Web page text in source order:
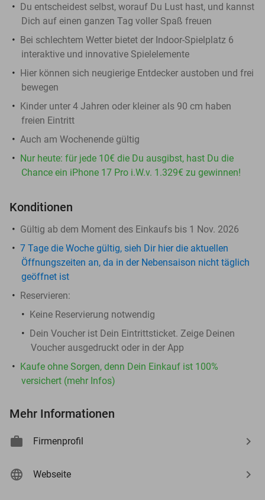
Du entscheidest selbst, worauf Du Lust hast, und kannst
Dich auf einen ganzen Tag voller Spaß freuen
Bei schlechtem Wetter bietet der Indoor-Spielplatz 6
interaktive und innovative Spielelemente
Hier können sich neugierige Entdecker austoben und frei
bewegen
Kinder unter 4 Jahren oder kleiner als 90 cm haben
freien Eintritt
Auch am Wochenende gültig
Nur heute: für jede 10€ die Du ausgibst, hast Du die
Chance ein iPhone 17 Pro i.W.v. 1.329€ zu gewinnen!
Konditionen
Gültig ab dem Moment des Einkaufs bis 1 Nov. 2026
7 Tage die Woche gültig, sieh Dir hier die aktuellen
Öffnungszeiten an, da in der Nebensaison nicht täglich
geöffnet ist
Reservieren:
Keine Reservierung notwendig
Dein Voucher ist Dein Eintrittsticket. Zeige Deinen
Voucher ausgedruckt oder in der App
Kaufe ohne Sorgen, denn Dein Einkauf ist 100%
versichert (mehr Infos)
Mehr Informationen
Firmenprofil
Webseite